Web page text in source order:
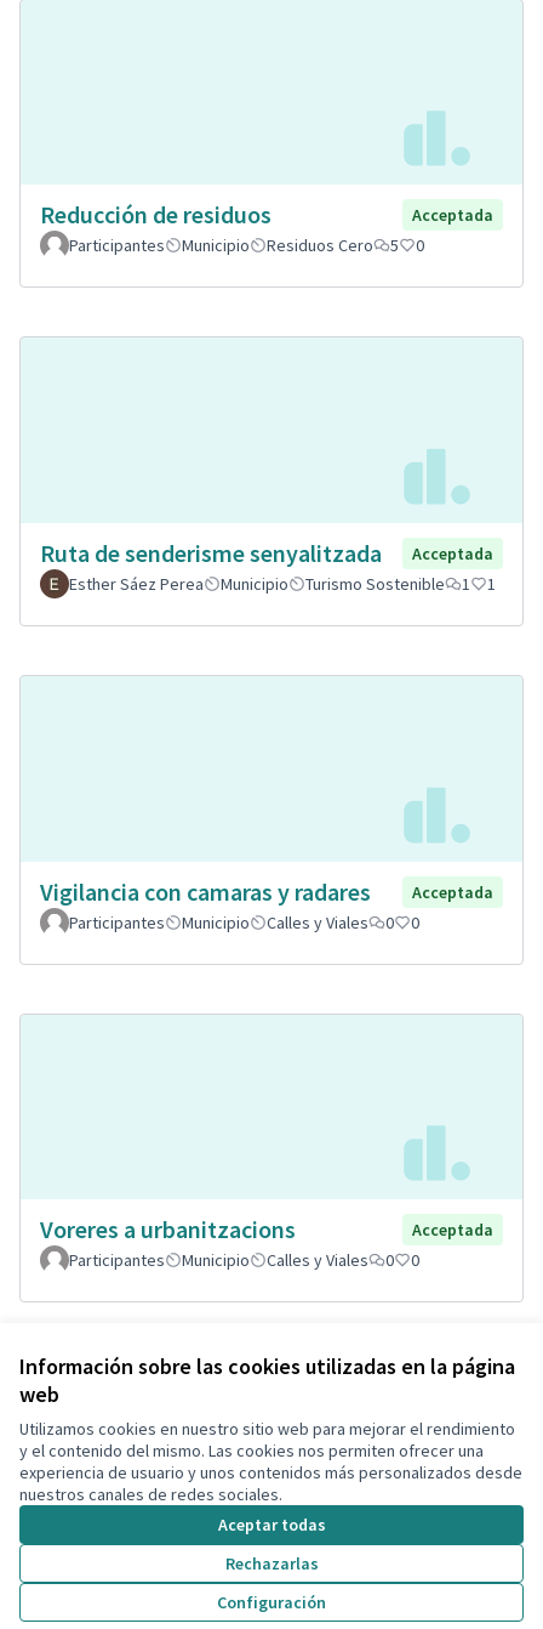
Información sobre las cookies utilizadas en la página
web
Utilizamos cookies en nuestro sitio web para mejorar el rendimiento
y el contenido del mismo. Las cookies nos permiten ofrecer una
experiencia de usuario y unos contenidos más personalizados desde
nuestros canales de redes sociales.
Aceptar todas
Rechazarlas
Configuración
Reducción de residuos
Acceptada
Participantes
Municipio Residuos Cero 5 0
Ruta de senderisme senyalitzada
Acceptada
Esther Sáez Perea
Municipio Turismo Sostenible 1 1
Vigilancia con camaras y radares
Acceptada
Participantes
Municipio Calles y Viales 0 0
Voreres a urbanitzacions
Acceptada
Participantes
Municipio Calles y Viales 0 0
Ver todas las propuestas retiradas
Términos y condiciones de uso
Configuración de cookies
Decidim Calafell en X
(Enlace externo)
Decidim Calafell en Facebook
Decidim Calafell en YouTube
Decidim Calafell en GitHub
(Enlace externo)
Web creada consoftware libre .
Con licencia
(Enlace